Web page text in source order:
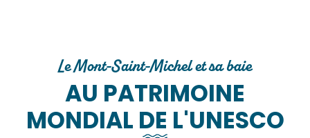
Le Mont-Saint-Michel et sa baie
AU PATRIMOINE
MONDIAL DE L'UNESCO